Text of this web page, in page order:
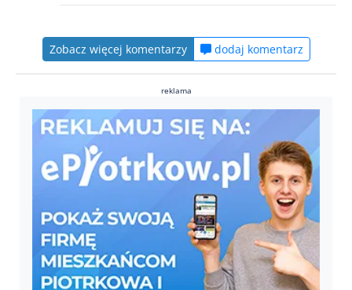
Zobacz więcej komentarzy dodaj komentarz
reklama